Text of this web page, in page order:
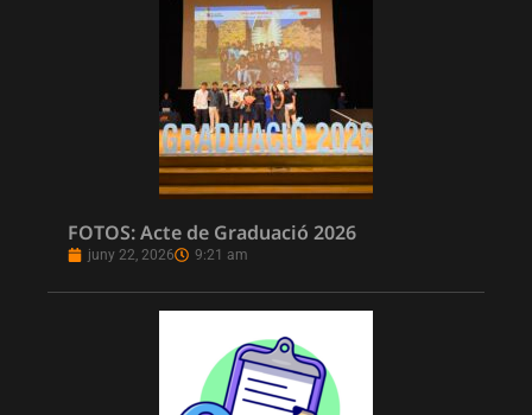
FOTOS: Acte de Graduació 2026
juny 22, 2026 9:21 am